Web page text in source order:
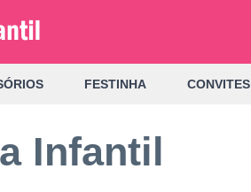
FESTINHA CONVITES
Infantil